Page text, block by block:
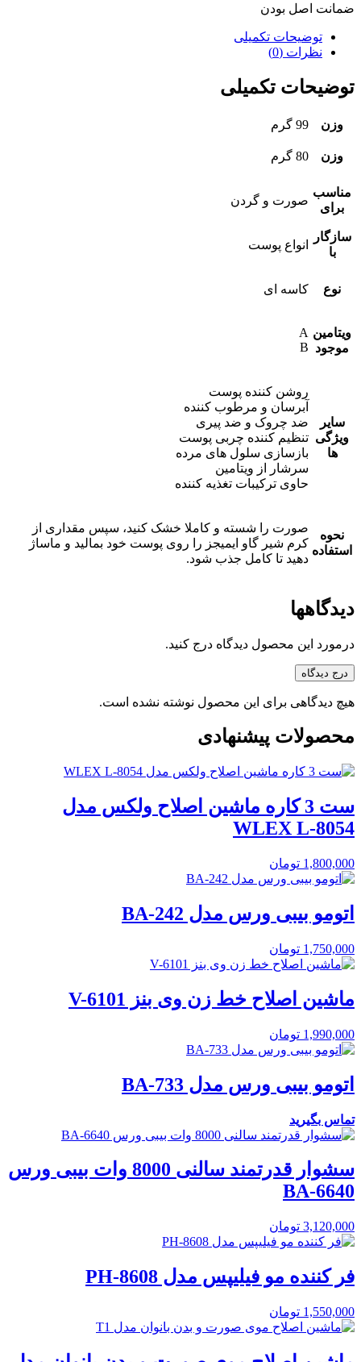
ضمانت اصل بودن
توضیحات تکمیلی
نظرات (0)
توضیحات تکمیلی
وزن 99 گرم
وزن 80 گرم
مناسب
برای
صورت و گردن
سازگار
با
انواع پوست
نوع کاسه ای
ویتامین
موجود
A
B
سایر
ویژگی
ها
روشن کننده پوست
آبرسان و مرطوب کننده
ضد چروک و ضد پیری
تنظیم کننده چربی پوست
بازسازی سلول های مرده
سرشار از ویتامین
حاوی ترکیبات تغذیه کننده
نحوه
استفاده
صورت را شسته و کاملا خشک کنید، سپس مقداری از
کرم شیر گاو ایمیجز را روی پوست خود بمالید و ماساژ
دهید تا کامل جذب شود.
دیدگاهها
درمورد این محصول دیدگاه درج کنید.
درج دیدگاه
هیچ دیدگاهی برای این محصول نوشته نشده است.
محصولات پیشنهادی
ست 3 کاره ماشین اصلاح ولکس مدل
WLEX L-8054
1,800,000 تومان
اتومو بیبی ورس مدل BA-242
1,750,000 تومان
ماشین اصلاح خط زن وی بنز V-6101
1,990,000 تومان
اتومو بیبی ورس مدل BA-733
تماس بگیرید
سشوار قدرتمند سالنی 8000 وات بیبی ورس
BA-6640
3,120,000 تومان
فر کننده مو فیلیپس مدل PH-8608
1,550,000 تومان